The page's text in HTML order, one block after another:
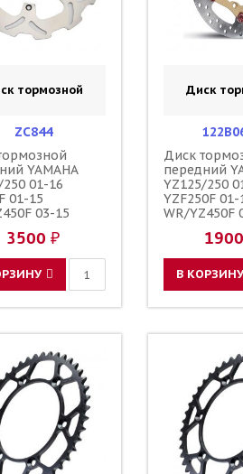
тормозной
ZC844
YAMAHA
01-16
01-15
03-15
250 89-08
/ ARASHI
3500 ₽
Диск
Диск
передний
YZ125/250
YZF250F 01-
WR/YZ450F
15-16
RM125/250
267мм /
В КОРЗИНУ